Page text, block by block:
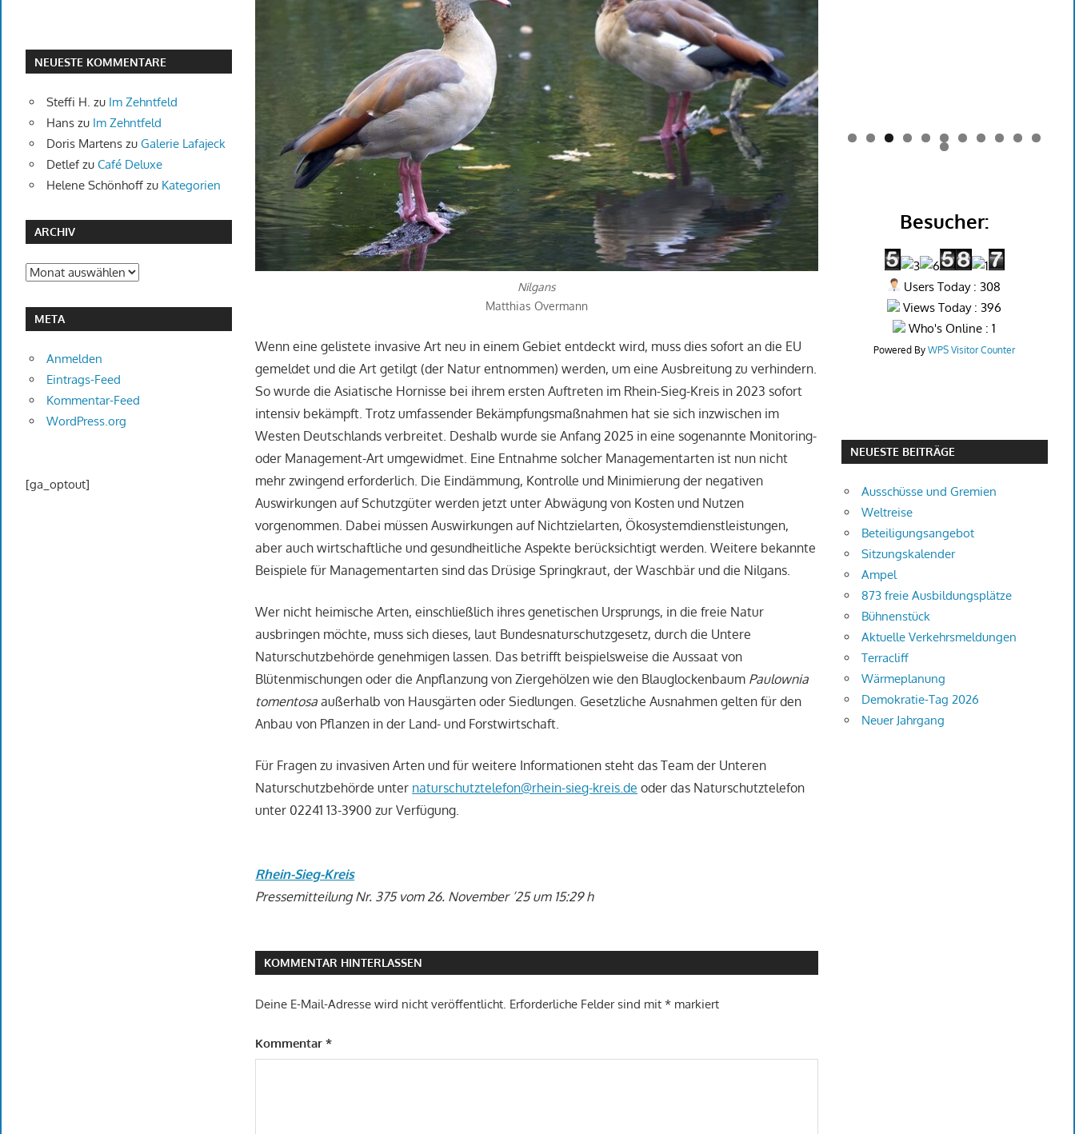
Nilgans
Matthias Overmann
Wenn eine gelistete invasive Art neu in einem Gebiet entdeckt wird, muss dies sofort an die EU
gemeldet und die Art getilgt (der Natur entnommen) werden, um eine Ausbreitung zu verhindern.
So wurde die Asiatische Hornisse bei ihrem ersten Auftreten im Rhein-Sieg-Kreis in 2023 sofort
intensiv bekämpft. Trotz umfassender Bekämpfungsmaßnahmen hat sie sich inzwischen im
Westen Deutschlands verbreitet. Deshalb wurde sie Anfang 2025 in eine sogenannte Monitoring-
oder Management-Art umgewidmet. Eine Entnahme solcher Managementarten ist nun nicht
mehr zwingend erforderlich. Die Eindämmung, Kontrolle und Minimierung der negativen
Auswirkungen auf Schutzgüter werden jetzt unter Abwägung von Kosten und Nutzen
vorgenommen. Dabei müssen Auswirkungen auf Nichtzielarten, Ökosystemdienstleistungen,
aber auch wirtschaftliche und gesundheitliche Aspekte berücksichtigt werden. Weitere bekannte
Beispiele für Managementarten sind das Drüsige Springkraut, der Waschbär und die Nilgans.
Wer nicht heimische Arten, einschließlich ihres genetischen Ursprungs, in die freie Natur
ausbringen möchte, muss sich dieses, laut Bundesnaturschutzgesetz, durch die Untere
Naturschutzbehörde genehmigen lassen. Das betrifft beispielsweise die Aussaat von
Blütenmischungen oder die Anpflanzung von Ziergehölzen wie den Blauglockenbaum Paulownia
tomentosa außerhalb von Hausgärten oder Siedlungen. Gesetzliche Ausnahmen gelten für den
Anbau von Pflanzen in der Land- und Forstwirtschaft.
Für Fragen zu invasiven Arten und für weitere Informationen steht das Team der Unteren
Naturschutzbehörde unter naturschutztelefon@rhein-sieg-kreis.de oder das Naturschutztelefon
unter 02241 13-3900 zur Verfügung.
Rhein-Sieg-Kreis
Pressemitteilung Nr. 375 vom 26. November ’25 um 15:29 h
KOMMENTAR HINTERLASSEN
Deine E-Mail-Adresse wird nicht veröffentlicht. Erforderliche Felder sind mit* markiert
Kommentar*
NEUESTE KOMMENTARE
Steffi H. zu Im Zehntfeld
Hanszu Im Zehntfeld
Doris Martenszu Galerie Lafajeck
Detlefzu Café Deluxe
Helene Schönhoffzu Kategorien
ARCHIV
Archiv
META
Anmelden
Eintrags-Feed
Kommentar-Feed
WordPress.org
[ga_optout]
0 1
2
Besucher:
Users Today : 308
Views Today : 396
Who's Online : 1
Powered ByWPS Visitor Counter
NEUESTE BEITRÄGE
Ausschüsse und Gremien
Weltreise
Beteiligungsangebot
Sitzungskalender
Ampel
873 freie Ausbildungsplätze
Bühnenstück
Aktuelle Verkehrsmeldungen
Terracliff
Wärmeplanung
Demokratie-Tag 2026
Neuer Jahrgang